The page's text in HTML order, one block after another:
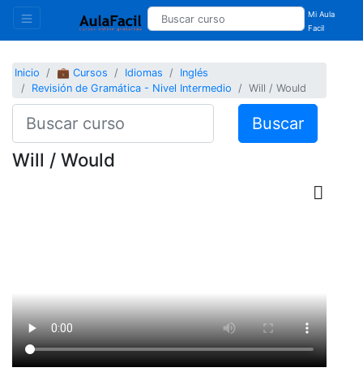
Mi Aula
Facil
Inicio 💼 Cursos Idiomas
Inglés
Revisión de Gramática - Nivel Intermedio
Will / Would
Buscar
Will / Would